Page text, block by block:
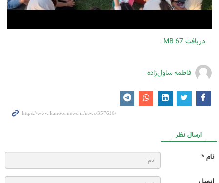
دریافت67 MB
فاطمه ساول‌زاده
ارسال نظر
نام *